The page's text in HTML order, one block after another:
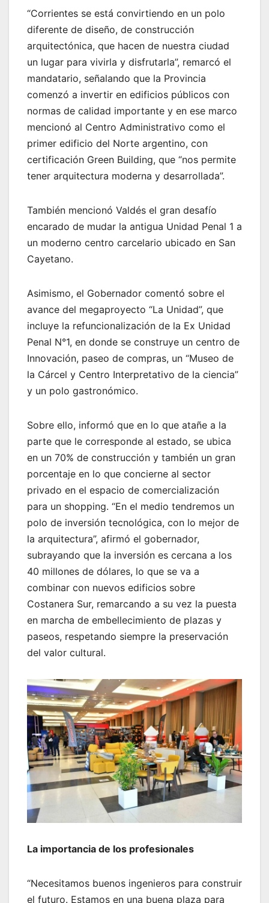
“Corrientes se está convirtiendo en un polo
diferente de diseño, de construcción
arquitectónica, que hacen de nuestra ciudad
un lugar para vivirla y disfrutarla”, remarcó el
mandatario, señalando que la Provincia
comenzó a invertir en edificios públicos con
normas de calidad importante y en ese marco
mencionó al Centro Administrativo como el
primer edificio del Norte argentino, con
certificación Green Building, que “nos permite
tener arquitectura moderna y desarrollada”.
También mencionó Valdés el gran desafío
encarado de mudar la antigua Unidad Penal 1 a
un moderno centro carcelario ubicado en San
Cayetano.
Asimismo, el Gobernador comentó sobre el
avance del megaproyecto “La Unidad”, que
incluye la refuncionalización de la Ex Unidad
Penal N°1, en donde se construye un centro de
Innovación, paseo de compras, un “Museo de
la Cárcel y Centro Interpretativo de la ciencia”
y un polo gastronómico.
Sobre ello, informó que en lo que atañe a la
parte que le corresponde al estado, se ubica
en un 70% de construcción y también un gran
porcentaje en lo que concierne al sector
privado en el espacio de comercialización
para un shopping. “En el medio tendremos un
polo de inversión tecnológica, con lo mejor de
la arquitectura”, afirmó el gobernador,
subrayando que la inversión es cercana a los
40 millones de dólares, lo que se va a
combinar con nuevos edificios sobre
Costanera Sur, remarcando a su vez la puesta
en marcha de embellecimiento de plazas y
paseos, respetando siempre la preservación
del valor cultural.
La importancia de los profesionales
“Necesitamos buenos ingenieros para construir
el futuro. Estamos en una buena plaza para